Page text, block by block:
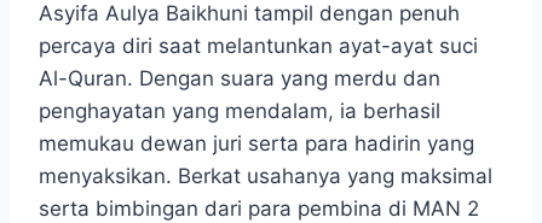
Asyifa Aulya Baikhuni tampil dengan penuh
percaya diri saat melantunkan ayat-ayat suci
Al-Quran. Dengan suara yang merdu dan
penghayatan yang mendalam, ia berhasil
memukau dewan juri serta para hadirin yang
menyaksikan. Berkat usahanya yang maksimal
serta bimbingan dari para pembina di MAN 2